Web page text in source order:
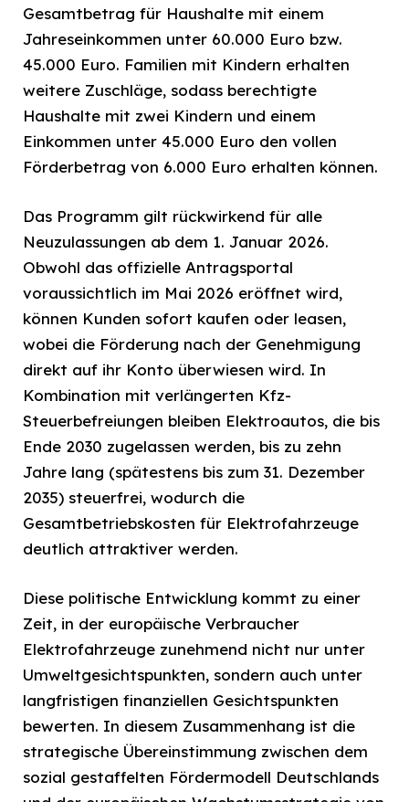
Gesamtbetrag für Haushalte mit einem
Jahreseinkommen unter 60.000 Euro bzw.
45.000 Euro. Familien mit Kindern erhalten
weitere Zuschläge, sodass berechtigte
Haushalte mit zwei Kindern und einem
Einkommen unter 45.000 Euro den vollen
Förderbetrag von 6.000 Euro erhalten können.
Das Programm gilt rückwirkend für alle
Neuzulassungen ab dem 1. Januar 2026.
Obwohl das offizielle Antragsportal
voraussichtlich im Mai 2026 eröffnet wird,
können Kunden sofort kaufen oder leasen,
wobei die Förderung nach der Genehmigung
direkt auf ihr Konto überwiesen wird. In
Kombination mit verlängerten Kfz-
Steuerbefreiungen bleiben Elektroautos, die bis
Ende 2030 zugelassen werden, bis zu zehn
Jahre lang (spätestens bis zum 31. Dezember
2035) steuerfrei, wodurch die
Gesamtbetriebskosten für Elektrofahrzeuge
deutlich attraktiver werden.
Diese politische Entwicklung kommt zu einer
Zeit, in der europäische Verbraucher
Elektrofahrzeuge zunehmend nicht nur unter
Umweltgesichtspunkten, sondern auch unter
langfristigen finanziellen Gesichtspunkten
bewerten. In diesem Zusammenhang ist die
strategische Übereinstimmung zwischen dem
sozial gestaffelten Fördermodell Deutschlands